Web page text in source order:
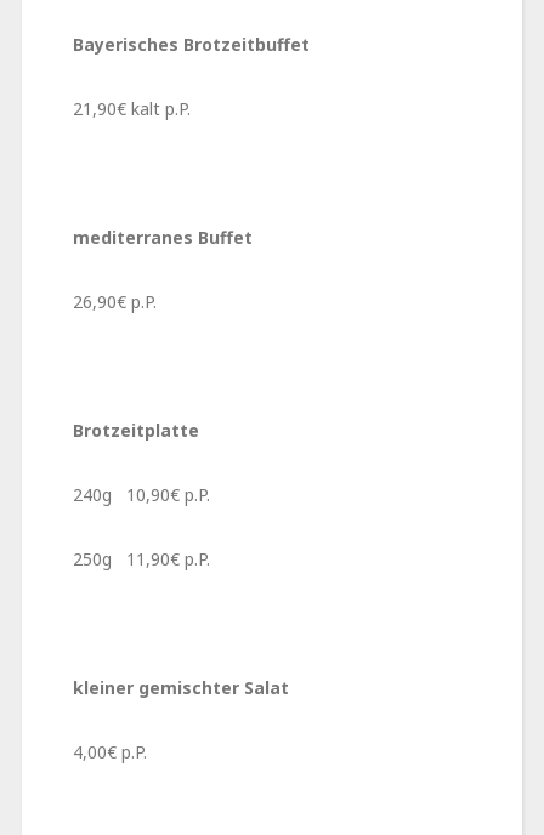
Bayerisches Brotzeitbuffet
21,90€ kalt p.P.
mediterranes Buffet
26,90€ p.P.
Brotzeitplatte
240g 10,90€ p.P.
250g 11,90€ p.P.
kleiner gemischter Salat
4,00€ p.P.